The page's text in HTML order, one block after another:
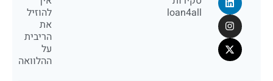
loan4all
להוזיל
את
הריבית
על
ההלוואה